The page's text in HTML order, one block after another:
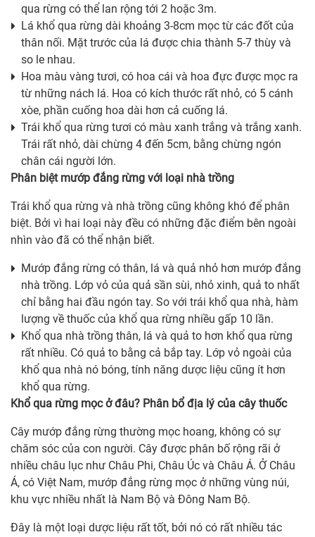
qua rừng có thể lan rộng tới 2 hoặc 3m.
Lá khổ qua rừng dài khoảng 3-8cm mọc từ các đốt của
thân nối. Mặt trước của lá được chia thành 5-7 thùy và
so le nhau.
Hoa màu vàng tươi, có hoa cái và hoa đực được mọc ra
từ những nách lá. Hoa có kích thước rất nhỏ, có 5 cánh
xòe, phần cuống hoa dài hơn cả cuống lá.
Trái khổ qua rừng tươi có màu xanh trắng và trắng xanh.
Trái rất nhỏ, dài chừng 4 đến 5cm, bằng chừng ngón
chân cái người lớn.
Phân biệt mướp đắng rừng với loại nhà trồng
Trái khổ qua rừng và nhà trồng cũng không khó để phân
biệt. Bởi vì hai loại này đều có những đặc điểm bên ngoài
nhìn vào đã có thể nhận biết.
Mướp đắng rừng có thân, lá và quả nhỏ hơn mướp đắng
nhà trồng. Lớp vỏ của quả sần sùi, nhỏ xinh, quả to nhất
chỉ bằng hai đầu ngón tay. So với trái khổ qua nhà, hàm
lượng về thuốc của khổ qua rừng nhiều gấp 10 lần.
Khổ qua nhà trồng thân, lá và quả to hơn khổ qua rừng
rất nhiều. Có quả to bằng cả bắp tay. Lớp vỏ ngoài của
khổ qua nhà nó bóng, tính năng dược liệu cũng ít hơn
khổ qua rừng.
Khổ qua rừng mọc ở đâu? Phân bổ địa lý của cây thuốc
Cây mướp đắng rừng thường mọc hoang, không có sự
chăm sóc của con người. Cây được phân bố rộng rãi ở
nhiều châu lục như Châu Phi, Châu Úc và Châu Á. Ở Châu
Á, có Việt Nam, mướp đắng rừng mọc ở những vùng núi,
khu vực nhiều nhất là Nam Bộ và Đông Nam Bộ.
Đây là một loại dược liệu rất tốt, bởi nó có rất nhiều tác